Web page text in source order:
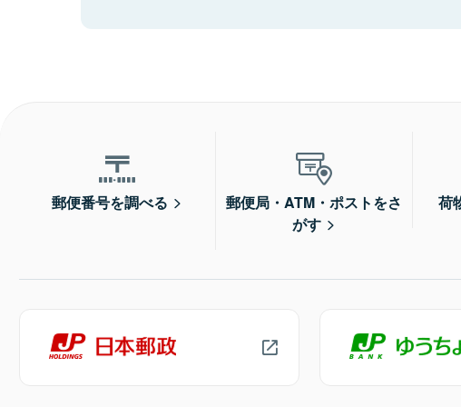
郵便番号を調べる
郵便局・ATM・ポストをさ
がす
荷